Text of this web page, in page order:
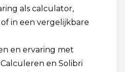
als calculator,
in een vergelijkbare
en ervaring met
en Solibri